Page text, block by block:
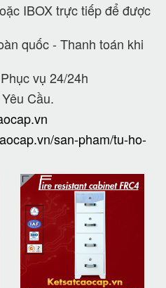
IBOX trực tiếp để được
quốc - Thanh toán khi
vụ 24/24h
Cầu.
san-pham/tu-ho-